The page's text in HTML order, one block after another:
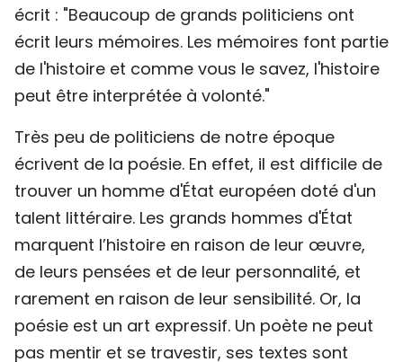
écrit : "Beaucoup de grands politiciens ont
écrit leurs mémoires. Les mémoires font partie
de l'histoire et comme vous le savez, l'histoire
peut être interprétée à volonté."
Très peu de politiciens de notre époque
écrivent de la poésie. En effet, il est difficile de
trouver un homme d'État européen doté d'un
talent littéraire. Les grands hommes d'État
marquent l’histoire en raison de leur œuvre,
de leurs pensées et de leur personnalité, et
rarement en raison de leur sensibilité. Or, la
poésie est un art expressif. Un poète ne peut
pas mentir et se travestir, ses textes sont